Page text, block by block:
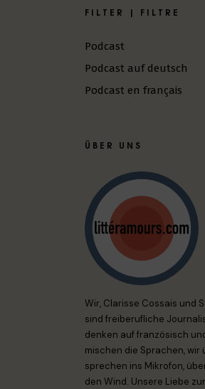
FILTER | FILTRE
Podcast
Podcast auf deutsch
Podcast en français
ÜBER UNS
Wir, Clarisse Cossais und
sind freiberufliche
denken auf französisch
mischen die Sprachen, wir
sprechen ins Mikrofon,
den Wind. Unsere Liebe